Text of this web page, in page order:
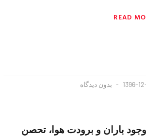
READ
1396- بدون دیدگاه
وجود باران و برودت هوا، تحصن